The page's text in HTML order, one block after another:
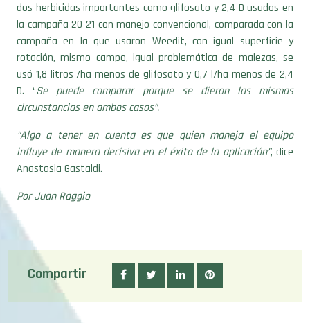
dos herbicidas importantes como glifosato y 2,4 D usados en
la campaña 20 21 con manejo convencional, comparada con la
campaña en la que usaron Weedit, con igual superficie y
rotación, mismo campo, igual problemática de malezas, se
usó 1,8 litros /ha menos de glifosato y 0,7 l/ha menos de 2,4
D. “Se puede comparar porque se dieron las mismas
circunstancias en ambos casos”.
“Algo a tener en cuenta es que quien maneja el equipo
influye de manera decisiva en el éxito de la aplicación”, dice
Anastasia Gastaldi.
Por Juan Raggio
Compartir